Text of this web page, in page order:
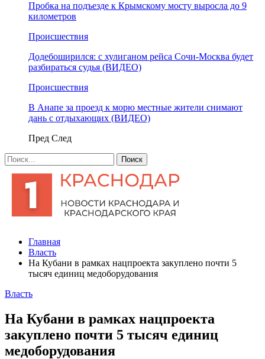
Пробка на подъезде к Крымскому мосту выросла до 9
километров
Происшествия
Додебоширился: с хулиганом рейса Сочи-Москва будет
разбираться судья (ВИДЕО)
Происшествия
В Анапе за проезд к морю местные жители снимают
дань с отдыхающих (ВИДЕО)
Пред След
Главная
Власть
На Кубани в рамках нацпроекта закуплено почти 5
тысяч единиц медоборудования
Власть
На Кубани в рамках нацпроекта
закуплено почти 5 тысяч единиц
медоборудования